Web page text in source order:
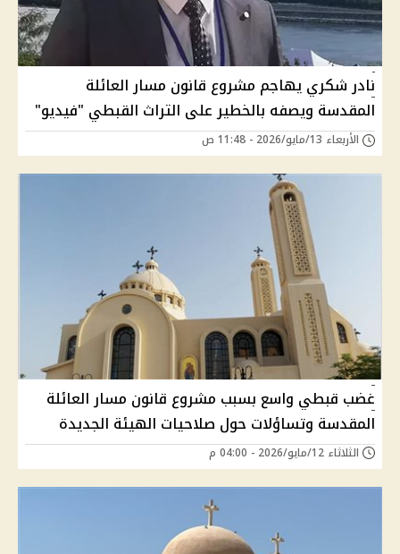
نادر شكري يهاجم مشروع قانون مسار العائلة
المقدسة ويصفه بالخطير على التراث القبطي "فيديو"
الأربعاء 13/مايو/2026 - 11:48 ص
غضب قبطي واسع بسبب مشروع قانون مسار العائلة
المقدسة وتساؤلات حول صلاحيات الهيئة الجديدة
الثلاثاء 12/مايو/2026 - 04:00 م